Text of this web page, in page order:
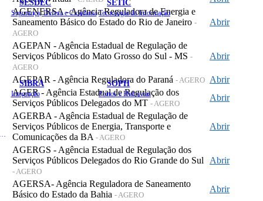
SESDEC
Segurança, Defesa e Cidadania
SETIC
Tecnologia da Informação
SIBRA
Integração
SOPH
Portos e Hidrovias
AGENERSA - Agência Reguladora de Energia e
Saneamento Básico do Estado do Rio de Janeiro -
AGERO
Abrir
AGEPAN - Agência Estadual de Regulação de
Serviços Públicos do Mato Grosso do Sul - MS -
AGERO
Abrir
AGEPAR - Agência Reguladora do Paraná - AGERO Abrir
AGER - Agência Estadual de Regulação dos
Serviços Públicos Delegados do MT - AGERO
Abrir
AGERBA - Agência Estadual de Regulação de
Serviços Públicos de Energia, Transporte e
Comunicações da BA - AGERO
Abrir
AGERGS - Agência Estadual de Regulação dos
Serviços Públicos Delegados do Rio Grande do Sul
- AGERO
Abrir
AGERSA- Agência Reguladora de Saneamento
Básico do Estado da Bahia - AGERO
Abrir